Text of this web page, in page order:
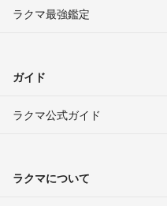
ラクマ最強鑑定
ガイド
ラクマ公式ガイド
ラクマについて